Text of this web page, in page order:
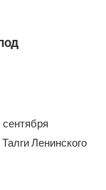
Ленинского